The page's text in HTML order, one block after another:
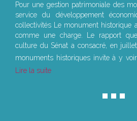
Pour une gestion patrimoniale des
service du développement
collectivités Le monument historique
comme une charge. Le rapport
culture du Sénat a consacré, en
monuments historiques invite à y
Lire la suite